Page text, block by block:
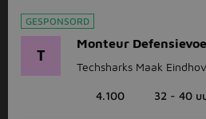
GESPONSORD
T
Monteur
Techsharks Maak
4.100 32 - 40